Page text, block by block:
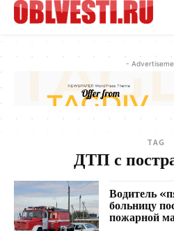
-
TAG
ДТП с
Водитель
больницу
пожарной